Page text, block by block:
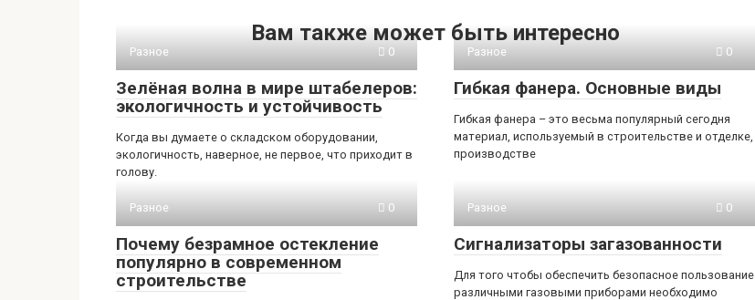
Вам также может быть интересно
Разное 0
Зелёная волна в мире штабелеров:
экологичность и устойчивость
Когда вы думаете о складском оборудовании,
экологичность, наверное, не первое, что приходит в
голову.
Разное 0
Гибкая фанера. Основные виды
Гибкая фанера – это весьма популярный сегодня
материал, используемый в строительстве и отделке,
производстве
Разное 0
Почему безрамное остекление
популярно в современном
строительстве
Разное 0
Сигнализаторы загазованности
Для того чтобы обеспечить безопасное пользование
различными газовыми приборами необходимо